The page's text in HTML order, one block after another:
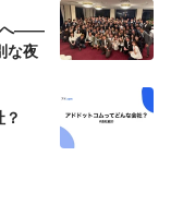
へ――
な夜